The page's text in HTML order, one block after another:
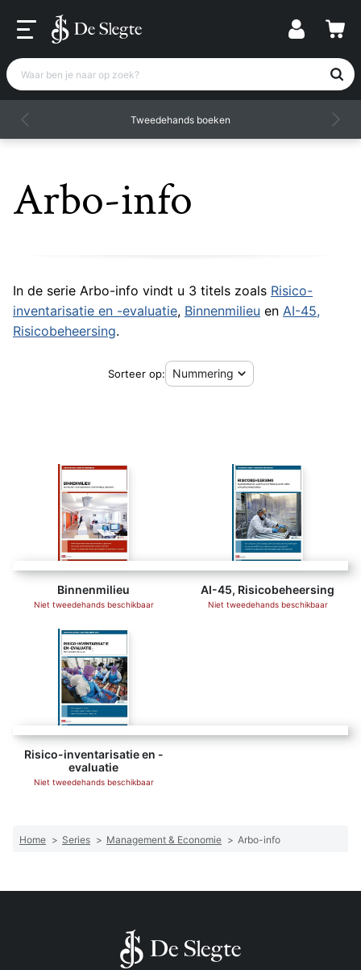
Waar ben je naar op zoek?
Tweedehands boeken
Arbo-info
In de serie Arbo-info vindt u 3 titels zoals Risico-
inventarisatie en -evaluatie, Binnenmilieu en AI-45,
Risicobeheersing.
Sorteer op:
Binnenmilieu
Niet tweedehands beschikbaar
AI-45, Risicobeheersing
Niet tweedehands beschikbaar
Risico-inventarisatie en -
evaluatie
Niet tweedehands beschikbaar
Home > Series > Management & Economie > Arbo-info